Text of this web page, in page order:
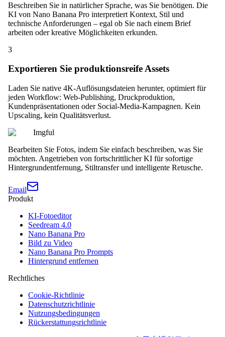
Beschreiben Sie in natürlicher Sprache, was Sie benötigen. Die
KI von Nano Banana Pro interpretiert Kontext, Stil und
technische Anforderungen – egal ob Sie nach einem Brief
arbeiten oder kreative Möglichkeiten erkunden.
3
Exportieren Sie produktionsreife Assets
Laden Sie native 4K-Auflösungsdateien herunter, optimiert für
jeden Workflow: Web-Publishing, Druckproduktion,
Kundenpräsentationen oder Social-Media-Kampagnen. Kein
Upscaling, kein Qualitätsverlust.
Imgful
Bearbeiten Sie Fotos, indem Sie einfach beschreiben, was Sie
möchten. Angetrieben von fortschrittlicher KI für sofortige
Hintergrundentfernung, Stiltransfer und intelligente Retusche.
Email
Produkt
KI-Fotoeditor
Seedream 4.0
Nano Banana Pro
Bild zu Video
Nano Banana Pro Prompts
Hintergrund entfernen
Rechtliches
Cookie-Richtlinie
Datenschutzrichtlinie
Nutzungsbedingungen
Rückerstattungsrichtlinie